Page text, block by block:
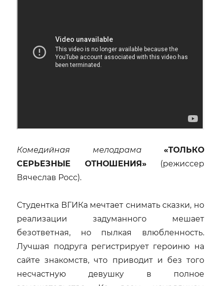
Комедийная мелодрама
«ТОЛЬКО
СЕРЬЕЗНЫЕ ОТНОШЕНИЯ» (режиссер
Вячеслав Росс).
Студентка ВГИКа мечтает снимать сказки, но
реализации задуманного мешает
безответная, но пылкая влюбленность.
Лучшая подруга регистрирует героиню на
сайте знакомств, что приводит и без того
несчастную девушку в полное